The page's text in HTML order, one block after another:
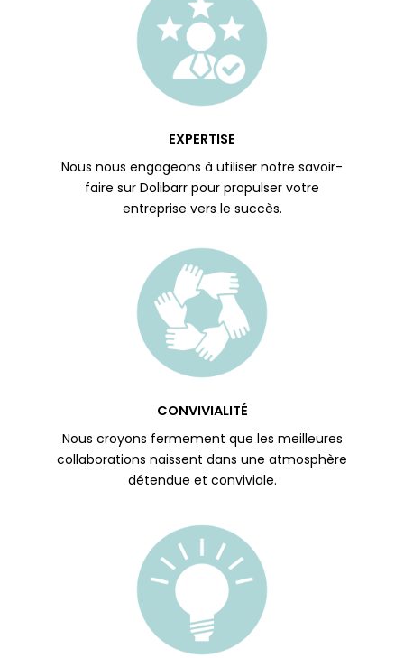
EXPERTISE
Nous nous engageons à utiliser notre savoir-
faire sur Dolibarr pour propulser votre
entreprise vers le succès.
CONVIVIALITÉ
Nous croyons fermement que les meilleures
collaborations naissent dans une atmosphère
détendue et conviviale.